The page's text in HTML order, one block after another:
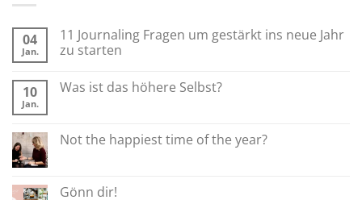
04
Jan.
11 Journaling Fragen um gestärkt ins neue Jahr
zu starten
10
Jan.
Was ist das höhere Selbst?
Not the happiest time of the year?
Gönn dir!